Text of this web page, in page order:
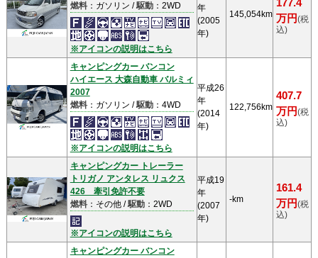
燃料：ガソリン /駆動：2WD
※アイコンの説明はこちら
年
(2005
年)
145,054km
177.4
万円(税
込)
キャンピングカー バンコン
ハイエース 大森自動車 バルミィ
2007
燃料：ガソリン /駆動：4WD
※アイコンの説明はこちら
平成26
年
(2014
年)
122,756km
407.7
万円(税
込)
キャンピングカー トレーラー
トリガノ アンタレス リュクス
426 牽引免許不要
燃料：その他 /駆動：2WD
※アイコンの説明はこちら
平成19
年
(2007
年)
-km
161.4
万円(税
込)
キャンピングカー バンコン